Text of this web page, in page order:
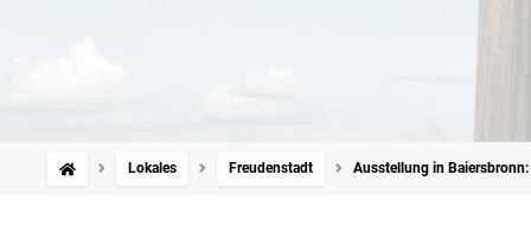
Lokales Freudenstadt Ausstellung in